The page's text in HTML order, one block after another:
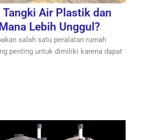
Tangki Air Plastik dan
Lebih Unggul?
salah satu peralatan rumah
penting untuk dimiliki karena dapat